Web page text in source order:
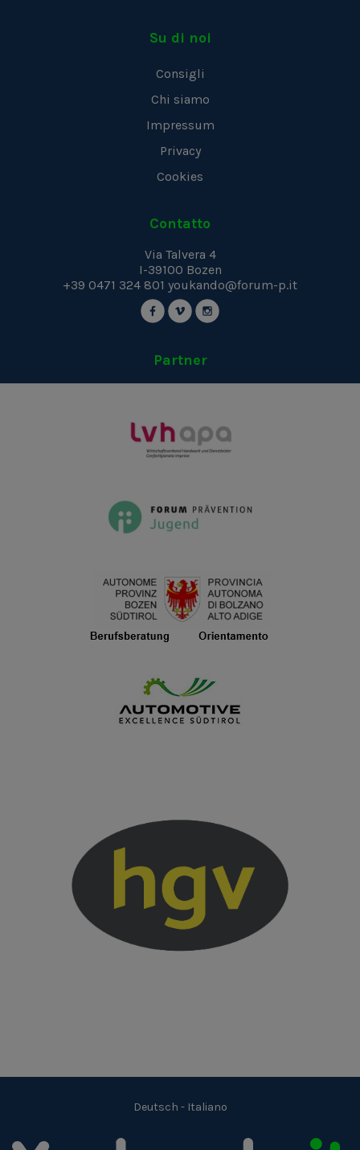
Su di noi
Consigli
Chi siamo
Impressum
Privacy
Cookies
Contatto
Via Talvera 4
I-39100 Bozen
+39 0471 324 801 youkando@forum-p.it
Partner
Deutsch - Italiano